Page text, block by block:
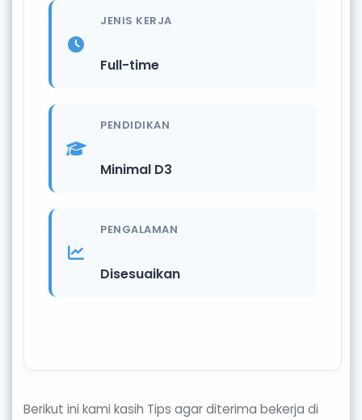
JENIS KERJA
Full-time
PENDIDIKAN
Minimal D3
PENGALAMAN
Disesuaikan
Berikut ini kami kasih Tips agar diterima bekerja di